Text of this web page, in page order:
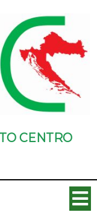
CENTRO